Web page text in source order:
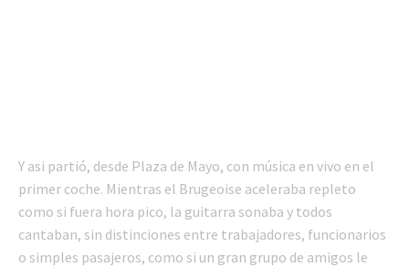
Y asi partió, desde Plaza de Mayo, con música en vivo en el
primer coche. Mientras el Brugeoise aceleraba repleto
como si fuera hora pico, la guitarra sonaba y todos
cantaban, sin distinciones entre trabajadores, funcionarios
o simples pasajeros, como si un gran grupo de amigos le